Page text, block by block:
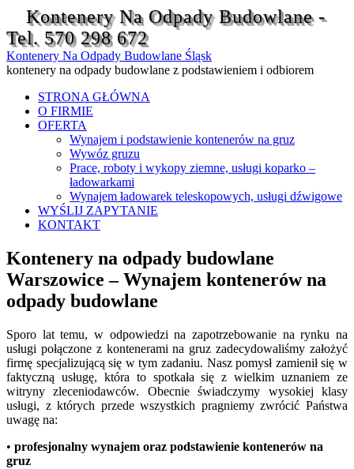
Kontenery Na Odpady Budowlane -
Tel. 570 298 672
Kontenery Na Odpady Budowlane Śląsk
kontenery na odpady budowlane z podstawieniem i odbiorem
STRONA GŁÓWNA
O FIRMIE
OFERTA
Wynajem i podstawienie kontenerów na gruz
Wywóz gruzu
Prace, roboty i wykopy ziemne, usługi koparko –
ładowarkami
Wynajem ładowarek teleskopowych, usługi dźwigowe
WYŚLIJ ZAPYTANIE
KONTAKT
Kontenery na odpady budowlane
Warszowice – Wynajem kontenerów na
odpady budowlane
Sporo lat temu, w odpowiedzi na zapotrzebowanie na rynku na
usługi połączone z kontenerami na gruz zadecydowaliśmy założyć
firmę specjalizującą się w tym zadaniu. Nasz pomysł zamienił się w
faktyczną usługę, która to spotkała się z wielkim uznaniem ze
witryny zleceniodawców. Obecnie świadczymy wysokiej klasy
usługi, z których przede wszystkich pragniemy zwrócić Państwa
uwagę na:
• profesjonalny wynajem oraz podstawienie kontenerów na
gruz